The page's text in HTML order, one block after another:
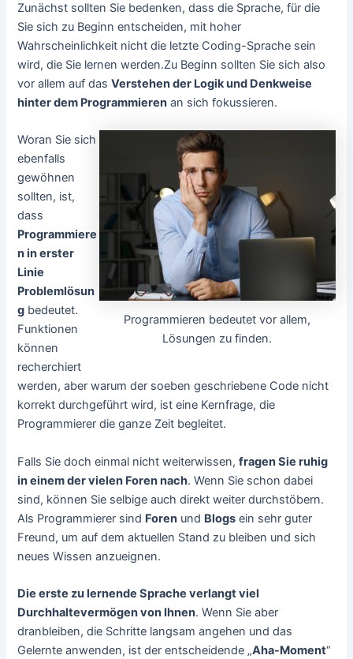
Zunächst sollten Sie bedenken, dass die Sprache, für die
Sie sich zu Beginn entscheiden, mit hoher
Wahrscheinlichkeit nicht die letzte Coding-Sprache sein
wird, die Sie lernen werden.Zu Beginn sollten Sie sich also
vor allem auf dasVerstehen der Logik und Denkweise
hinter dem Programmieren an sich fokussieren.
Programmieren bedeutet vor allem,
Lösungen zu finden.
Woran Sie sich
ebenfalls
gewöhnen
sollten, ist,
dass
Programmiere
n in erster
Linie
Problemlösun
g bedeutet.
Funktionen
können
recherchiert
werden, aber warum der soeben geschriebene Code nicht
korrekt durchgeführt wird, ist eine Kernfrage, die
Programmierer die ganze Zeit begleitet.
Falls Sie doch einmal nicht weiterwissen,fragen Sie ruhig
in einem der vielen Foren nach. Wenn Sie schon dabei
sind, können Sie selbige auch direkt weiter durchstöbern.
Als Programmierer sind Foren und Blogs ein sehr guter
Freund, um auf dem aktuellen Stand zu bleiben und sich
neues Wissen anzueignen.
Die erste zu lernende Sprache verlangt viel
Durchhaltevermögen von Ihnen. Wenn Sie aber
dranbleiben, die Schritte langsam angehen und das
Gelernte anwenden, ist der entscheidende „Aha-Moment“